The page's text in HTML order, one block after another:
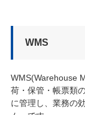
WMS
WMS(Warehouse
荷・保管・帳票類
に管理し、業務の